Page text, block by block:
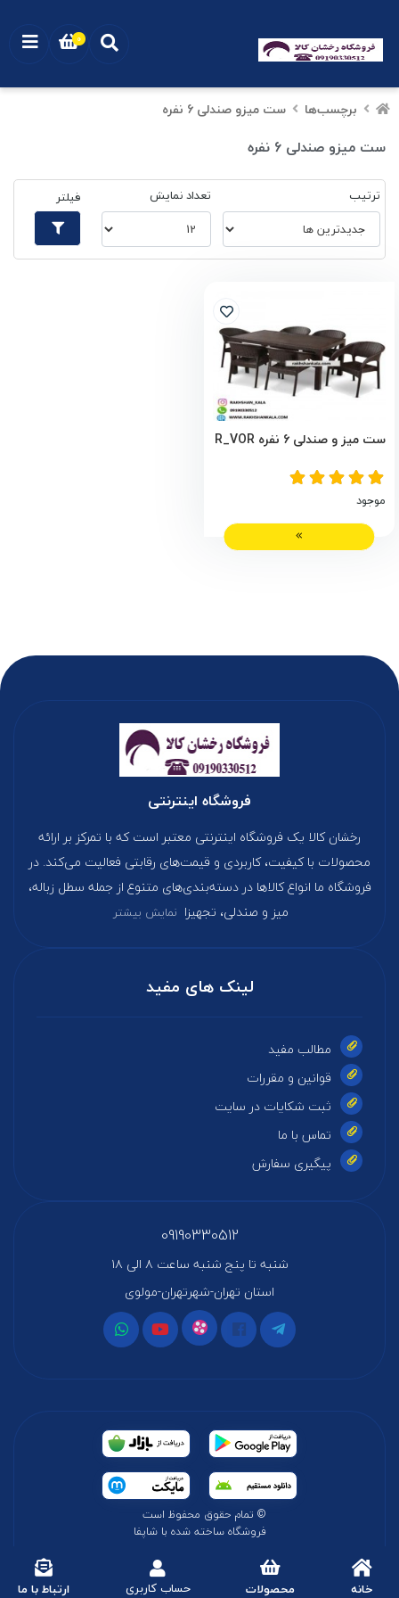
خانه محصولات حساب کاربری ارتباط با ما
برچسب‌ها ست میزو صندلی 6 نفره
ست میزو صندلی 6 نفره
ترتیب تعداد نمایش فیلتر
ست میز و صندلی 6 نفره R_VOR
موجود
فروشگاه اینترنتی
رخشان کالا یک فروشگاه اینترنتی معتبر است که با تمرکز بر ارائه
محصولات با کیفیت، کاربردی و قیمت‌های رقابتی فعالیت می‌کند. در
فروشگاه ما انواع کالاها در دسته‌بندی‌های متنوع از جمله سطل زباله،
میز و صندلی، تجهیزا نمایش بیشتر
لینک های مفید
مطالب مفید
قوانین و مقررات
ثبت شکایات در سایت
تماس با ما
پیگیری سفارش
09190330512
شنبه تا پنج شنبه ساعت ۸ الی ۱۸
استان تهران-شهرتهران-مولوی
© تمام حقوق محفوظ است
فروشگاه ساخته شده با شاپفا
0